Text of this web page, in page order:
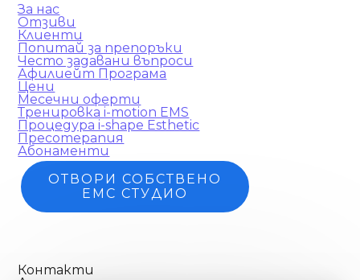
За нас
Отзиви
Клиенти
Попитай за препоръки
Често задавани въпроси
Афилиейт Програма
Цени
Месечни оферти
Тренировка i-motion EMS
Процедура i-shape Esthetic
Пресотерапия
Абонаменти
ОТВОРИ СОБСТВЕНО
ЕМС СТУДИО
Контакти